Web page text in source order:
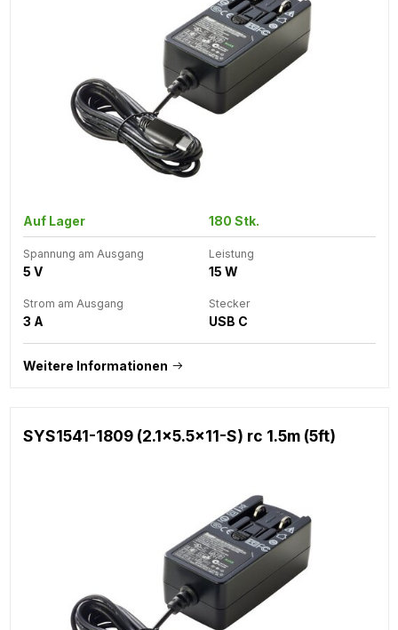
Auf Lager 180 Stk.
Spannung am Ausgang
5 V
Leistung
15 W
Strom am Ausgang
3 A
Stecker
USB C
Weitere Informationen
SYS1541-1809 (2.1x5.5x11-S) rc 1.5m (5ft)